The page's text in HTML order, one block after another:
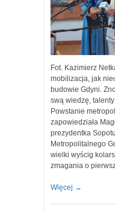
Fot. Kazimierz
mobilizacja, jak
budowie Gdyni.
swą wiedzę,
Powstanie
zapowiedziała
prezydentka
Metropolitalnego
wielki wyścig
zmagania o
Więcej →